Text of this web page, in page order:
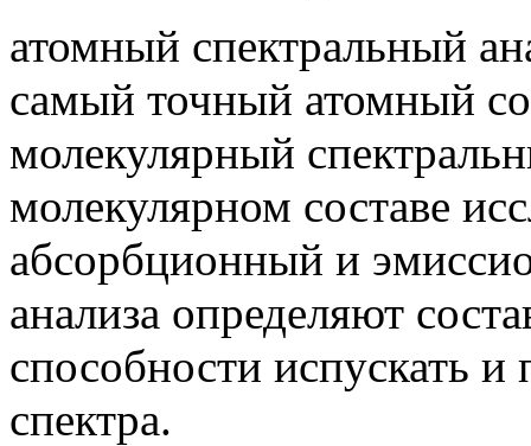
атомный спектральный
самый точный атомный
молекулярный
молекулярном составе
абсорбционный и
анализа определяют
способности испускать
спектра.